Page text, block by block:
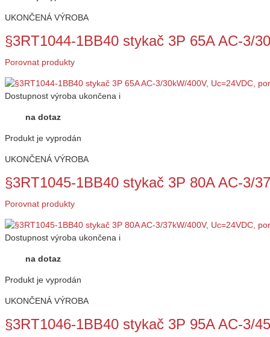
UKONČENÁ VÝROBA
§3RT1044-1BB40 stykač 3P 65A AC-3/
Porovnat produkty
Dostupnost výroba ukončena i
na dotaz
Produkt je vyprodán
UKONČENÁ VÝROBA
§3RT1045-1BB40 stykač 3P 80A AC-3/
Porovnat produkty
Dostupnost výroba ukončena i
na dotaz
Produkt je vyprodán
UKONČENÁ VÝROBA
§3RT1046-1BB40 stykač 3P 95A AC-3/